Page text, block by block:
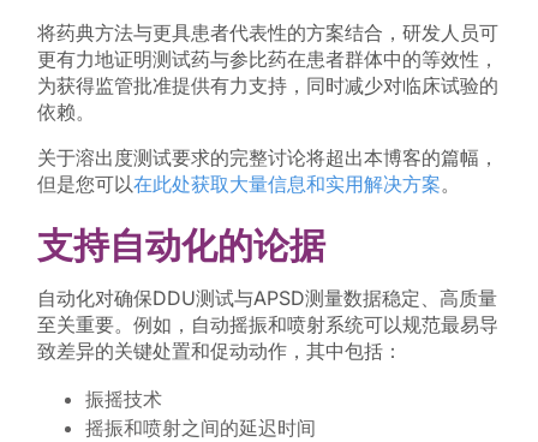
将药典方法与更具患者代表性的方案结合，研发人员可
更有力地证明测试药与参比药在患者群体中的等效性，
为获得监管批准提供有力支持，同时减少对临床试验的
依赖。
关于溶出度测试要求的完整讨论将超出本博客的篇幅，
但是您可以在此处获取大量信息和实用解决方案。
支持自动化的论据
自动化对确保DDU测试与APSD测量数据稳定、高质量
至关重要。例如，自动摇振和喷射系统可以规范最易导
致差异的关键处置和促动动作，其中包括：
振摇技术
摇振和喷射之间的延迟时间